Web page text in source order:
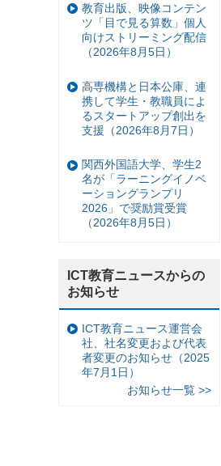
教育出版、映像コンテン
ツ「目で見る算数」個人
向けストリーミング配信
（2026年8月5日）
高専機構と日本公庫、連
携して学生・教職員によ
るスタートアップ創出を
支援（2026年8月7日）
関西外国語大学、学生2
名が「ラーニングイノベ
ーショングランプリ
2026」で奨励賞受賞
（2026年8月5日）
ICT教育ニュースからの
お知らせ
ICT教育ニュース運営会
社、社名変更および代表
者変更のお知らせ（2025
年7月1日）
お知らせ一覧 >>